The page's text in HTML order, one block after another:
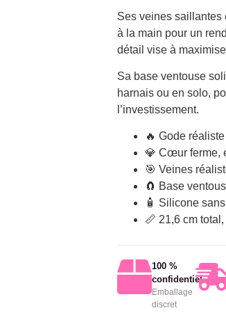
Ses veines saillantes
à la main pour un
détail vise à
Sa base ventouse
harnais ou en solo,
l’investissement.
🔥 Gode
💎 Cœur ferme,
🎯 Veines
🧲 Base
🧴 Silicone
📏 21,6 cm
100 %
confidentiel
Emballage
discret